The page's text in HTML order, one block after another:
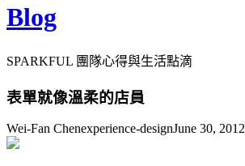
Blog
SPARKFUL 團隊心得與生活點滴
表單就像溫柔的店員
Wei-Fan Chenexperience-designJune 30, 2012